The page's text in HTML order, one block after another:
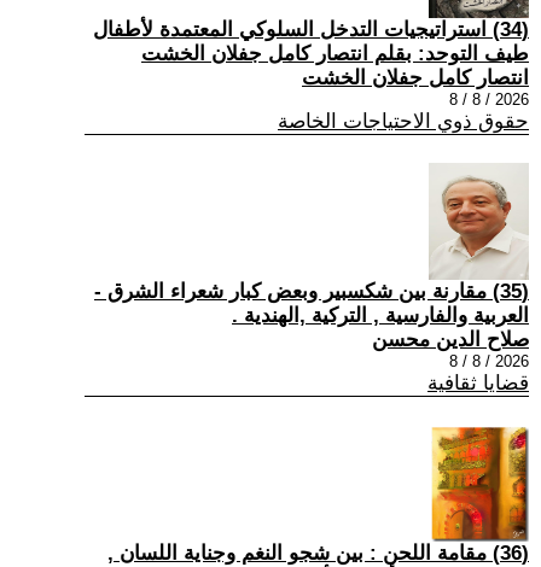
(34) استراتيجيات التدخل السلوكي المعتمدة لأطفال
طيف التوحد: بقلم انتصار كامل جفلان الخشت
انتصار كامل جفلان الخشت
2026 / 8 / 8
حقوق ذوي الاحتياجات الخاصة
(35) مقارنة بين شكسبير وبعض كبار شعراء الشرق -
العربية والفارسية , التركية ,الهندية .
صلاح الدين محسن
2026 / 8 / 8
قضايا ثقافية
(36) مقامة اللحن : بين شجو النغم وجناية اللسان ,